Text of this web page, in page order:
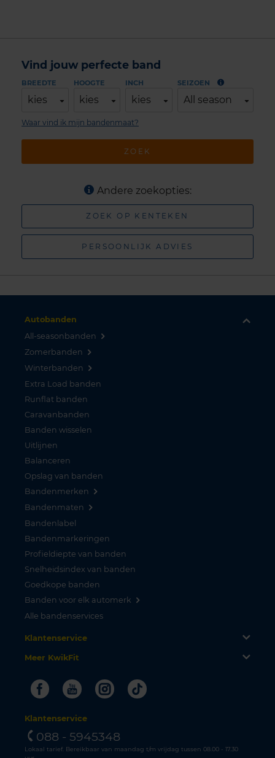
Vind jouw perfecte band
BREEDTE
kies
HOOGTE
kies
INCH
kies
SEIZOEN
All season
ZOEK
Waar vind ik mijn bandenmaat?
Andere zoekopties:
ZOEK OP KENTEKEN
PERSOONLIJK ADVIES
Autobanden
All-seasonbanden
Zomerbanden
Winterbanden
Extra Load banden
Runflat banden
Caravanbanden
Banden wisselen
Uitlijnen
Balanceren
Opslag van banden
Bandenmerken
Bandenmaten
Bandenlabel
Bandenmarkeringen
Profieldiepte van banden
Snelheidsindex van banden
Goedkope banden
Banden voor elk automerk
Alle bandenservices
Klantenservice
Meer KwikFit
FacebookYoutubeInstagram
Tiktok
Klantenservice
088 - 5945348
Lokaal tarief. Bereikbaar van maandag t/m vrijdag tussen 08.00 - 17.30